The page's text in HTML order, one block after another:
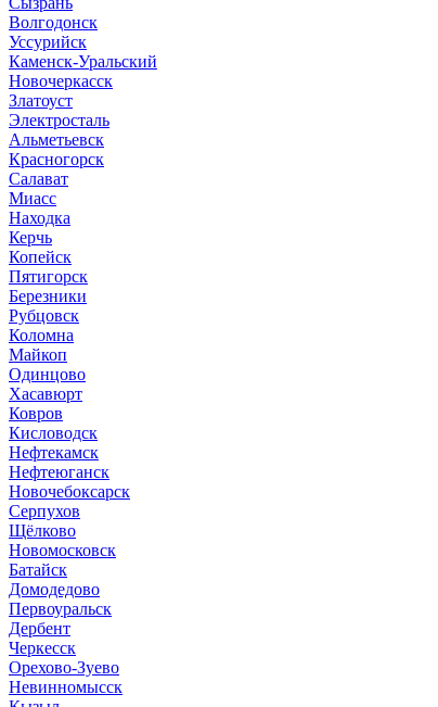
Волгодонск
Уссурийск
Каменск-Уральский
Новочеркасск
Златоуст
Электросталь
Альметьевск
Красногорск
Салават
Миасс
Находка
Керчь
Копейск
Пятигорск
Березники
Рубцовск
Коломна
Майкоп
Одинцово
Хасавюрт
Ковров
Кисловодск
Нефтекамск
Нефтеюганск
Новочебоксарск
Серпухов
Щёлково
Новомосковск
Батайск
Домодедово
Первоуральск
Дербент
Черкесск
Орехово-Зуево
Невинномысск